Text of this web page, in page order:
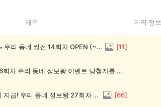
제목 지역 정보
전원 1,000캐시! 🥳 우리 동네 썰전 14회차 OPEN (~8/17) [11]
💰[당첨자 발표] 26회차 우리 동네 정보왕 이벤트 당첨자를 발표합니다!
💸 전원 2,000캐시 지급! 우리 동네 정보왕 27회차 (~8/10) [66]